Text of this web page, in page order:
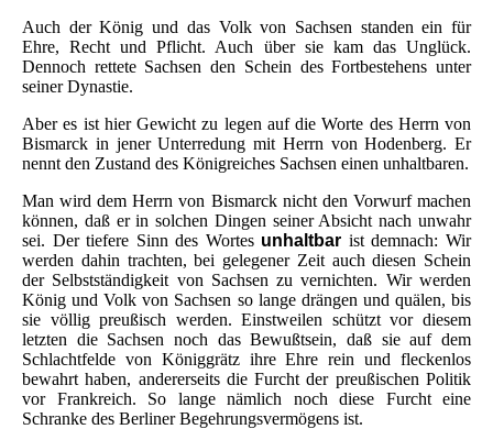
Auch der König und das Volk von Sachsen standen ein für
Ehre, Recht und Pflicht. Auch über sie kam das Unglück.
Dennoch rettete Sachsen den Schein des Fortbestehens unter
seiner Dynastie.
Aber es ist hier Gewicht zu legen auf die Worte des Herrn von
Bismarck in jener Unterredung mit Herrn von Hodenberg. Er
nennt den Zustand des Königreiches Sachsen einen unhaltbaren.
Man wird dem Herrn von Bismarck nicht den Vorwurf machen
können, daß er in solchen Dingen seiner Absicht nach unwahr
sei. Der tiefere Sinn des Wortes unhaltbar ist demnach: Wir
werden dahin trachten, bei gelegener Zeit auch diesen Schein
der Selbstständigkeit von Sachsen zu vernichten. Wir werden
König und Volk von Sachsen so lange drängen und quälen, bis
sie völlig preußisch werden. Einstweilen schützt vor diesem
letzten die Sachsen noch das Bewußtsein, daß sie auf dem
Schlachtfelde von Königgrätz ihre Ehre rein und fleckenlos
bewahrt haben, andererseits die Furcht der preußischen Politik
vor Frankreich. So lange nämlich noch diese Furcht eine
Schranke des Berliner Begehrungsvermögens ist.